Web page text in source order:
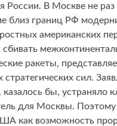
России. В Москве не
близ границ РФ
американских
ракеты,
стратегических сил.
казалось бы, устраняло
для Москвы. Поэтому
как возможность